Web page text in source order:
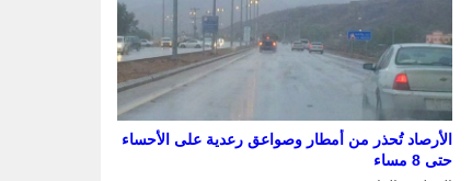
الأرصاد تُحذر من أمطار وصواعق رعدية على الأحساء
حتى 8 مساء